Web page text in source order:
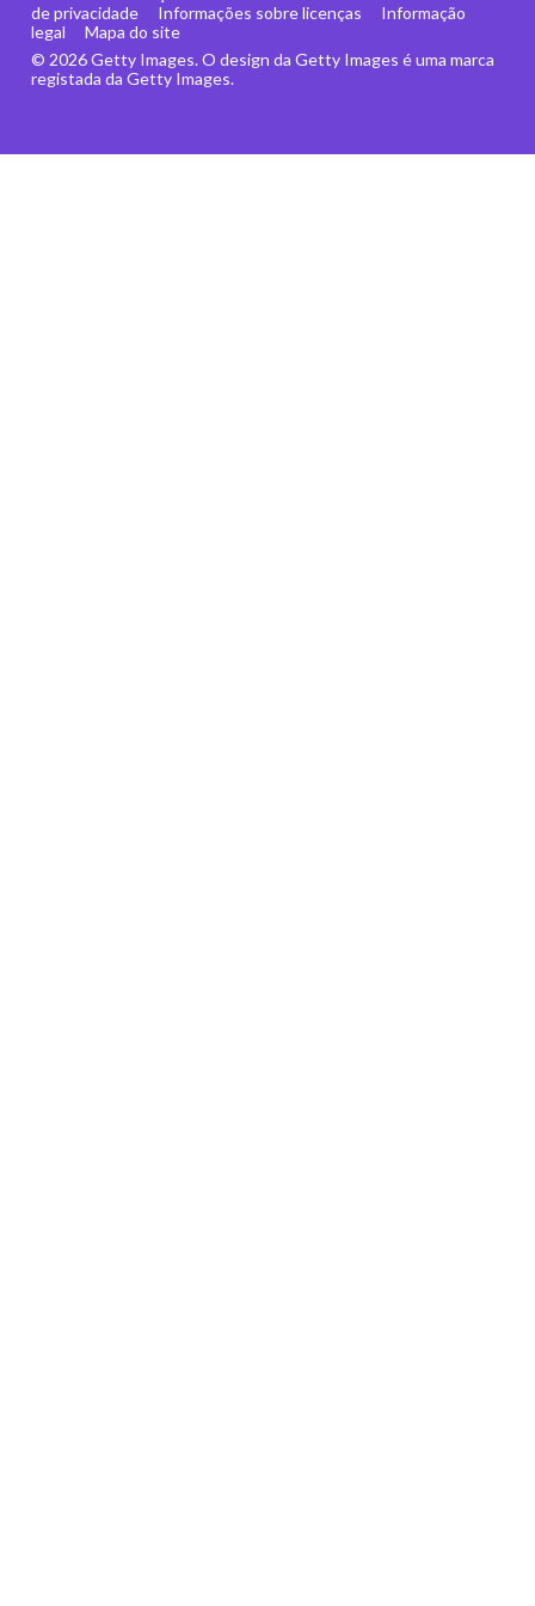
© 2026 Getty Images. O design da Getty Images é uma marca
registada da Getty Images.
de privacidade
Informações sobre licenças
Informação
legal
Mapa do site